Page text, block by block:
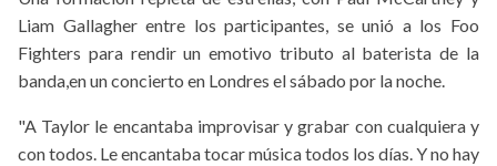
Liam Gallagher entre los participantes, se unió a los Foo
Fighters para rendir un emotivo tributo al baterista de la
banda,en un concierto en Londres el sábado por la noche.
"A Taylor le encantaba improvisar y grabar con cualquiera y
con todos. Le encantaba tocar música todos los días. Y no hay